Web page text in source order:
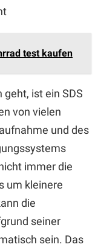
test kaufen
ist ein SDS
von vielen
und des
immer die
um kleinere
die
seiner
sein. Das